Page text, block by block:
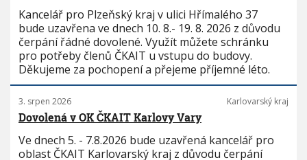
Kancelář pro Plzeňský kraj v ulici Hřímalého 37
bude uzavřena ve dnech 10. 8.- 19. 8. 2026 z důvodu
čerpání řádné dovolené. Využít můžete schránku
pro potřeby členů ČKAIT u vstupu do budovy.
Děkujeme za pochopení a přejeme příjemné léto.
3. srpen 2026 Karlovarský kraj
Dovolená v OK ČKAIT Karlovy Vary
Ve dnech 5. - 7.8.2026 bude uzavřená kancelář pro
oblast ČKAIT Karlovarský kraj z důvodu čerpání